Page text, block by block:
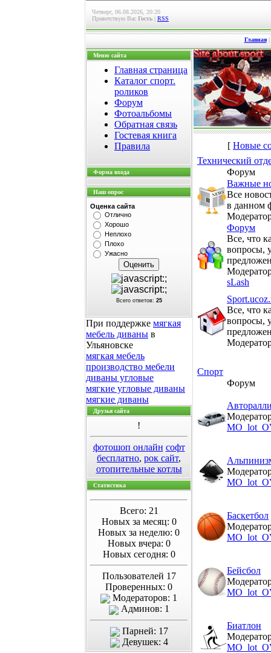
Четверг, 06.08.2026, 20:20
Приветствую Вас Гость | RSS
Главная|
Меню сайта
Главная страница
Каталог спорт.
роликов
Форум
Фотоальбомы
Обратная связь
Гостевая книга
Правила
Форма входа
Наш опрос
Оценка сайта
Отлично
Хорошо
Неплохо
Плохо
Ужасно
Всего ответов: 25
При поддержке мягкая
мебель диваны в
Ульяновске
мягкая мебель
производство мебели
диваны угловые
мягкие угловые диваны
мягкие диваны
Друзья сайта
!
фотошоп онлайн софт
бесплатно, рок сайт,
отопительные котлы
Статистика
Всего: 21
Новых за месяц: 0
Новых за неделю: 0
Новых вчера: 0
Новых сегодня: 0
Пользователей 17
Проверенных: 0
Модераторов: 1
Админов: 1
Парней: 17
Девушек: 4
[ Новые
Технический
Форум
Важные
Все
в данном
Форум
Все, что
вопросы,
sLash
Все, что
вопросы,
Спорт
Форум
Баскетбол
Бейсбол
Биатлон